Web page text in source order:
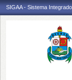
SIGAA - Sistema